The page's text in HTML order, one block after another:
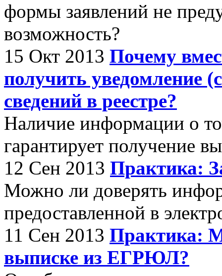
формы заявлений не
возможность?
15 Окт 2013 Почему
получить уведомление
сведений в реестре?
Наличие информации о
гарантирует получение
12 Сен 2013 Практика:
Можно ли доверять
предоставленной в
11 Сен 2013 Практика:
выписке из ЕГРЮЛ?